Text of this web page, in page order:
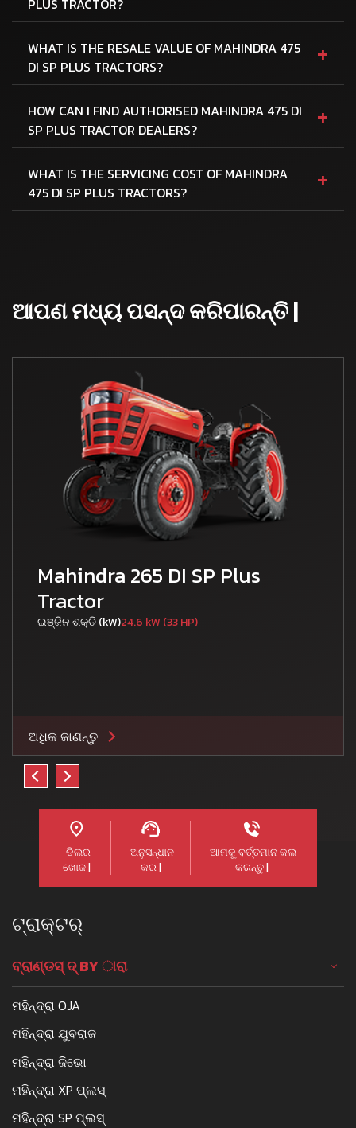
WHAT IS THE RESALE VALUE OF MAHINDRA 475
DI SP PLUS TRACTORS?
+
HOW CAN I FIND AUTHORISED MAHINDRA 475 DI
SP PLUS TRACTOR DEALERS?
+
WHAT IS THE SERVICING COST OF MAHINDRA
475 DI SP PLUS TRACTORS?
+
ଆପଣ ମଧ୍ୟ ପସନ୍ଦ କରିପାରନ୍ତି |
Mahindra 265 DI SP Plus
Tractor
ଇଞ୍ଜିନ ଶକ୍ତି (kW)24.6 kW (33 HP)
ଅଧିକ ଜାଣନ୍ତୁ
ଡିଲର
ଖୋଜ |
ଅନୁସନ୍ଧାନ
କର |
ଆମକୁ ବର୍ତ୍ତମାନ କଲ
କରନ୍ତୁ |
ଟ୍ରାକ୍ଟର୍
ବ୍ରାଣ୍ଡସ୍ ଦ୍ BY ାରା
ମହିନ୍ଦ୍ରା OJA
ମହିନ୍ଦ୍ରା ଯୁବରାଜ
ମହିନ୍ଦ୍ରା ଜିଭୋ
ମହିନ୍ଦ୍ରା XP ପ୍ଲସ୍
ମହିନ୍ଦ୍ରା SP ପ୍ଲସ୍